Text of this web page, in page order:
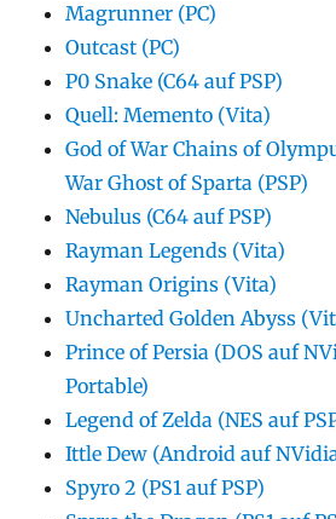
Magrunner (PC)
Outcast (PC)
P0 Snake (C64 auf PSP)
Quell: Memento (Vita)
God of War Chains of
War Ghost of Sparta (PSP)
Nebulus (C64 auf PSP)
Rayman Legends (Vita)
Rayman Origins (Vita)
Uncharted Golden Abyss
Prince of Persia (DOS auf
Portable)
Legend of Zelda (NES auf
Ittle Dew (Android auf
Spyro 2 (PS1 auf PSP)